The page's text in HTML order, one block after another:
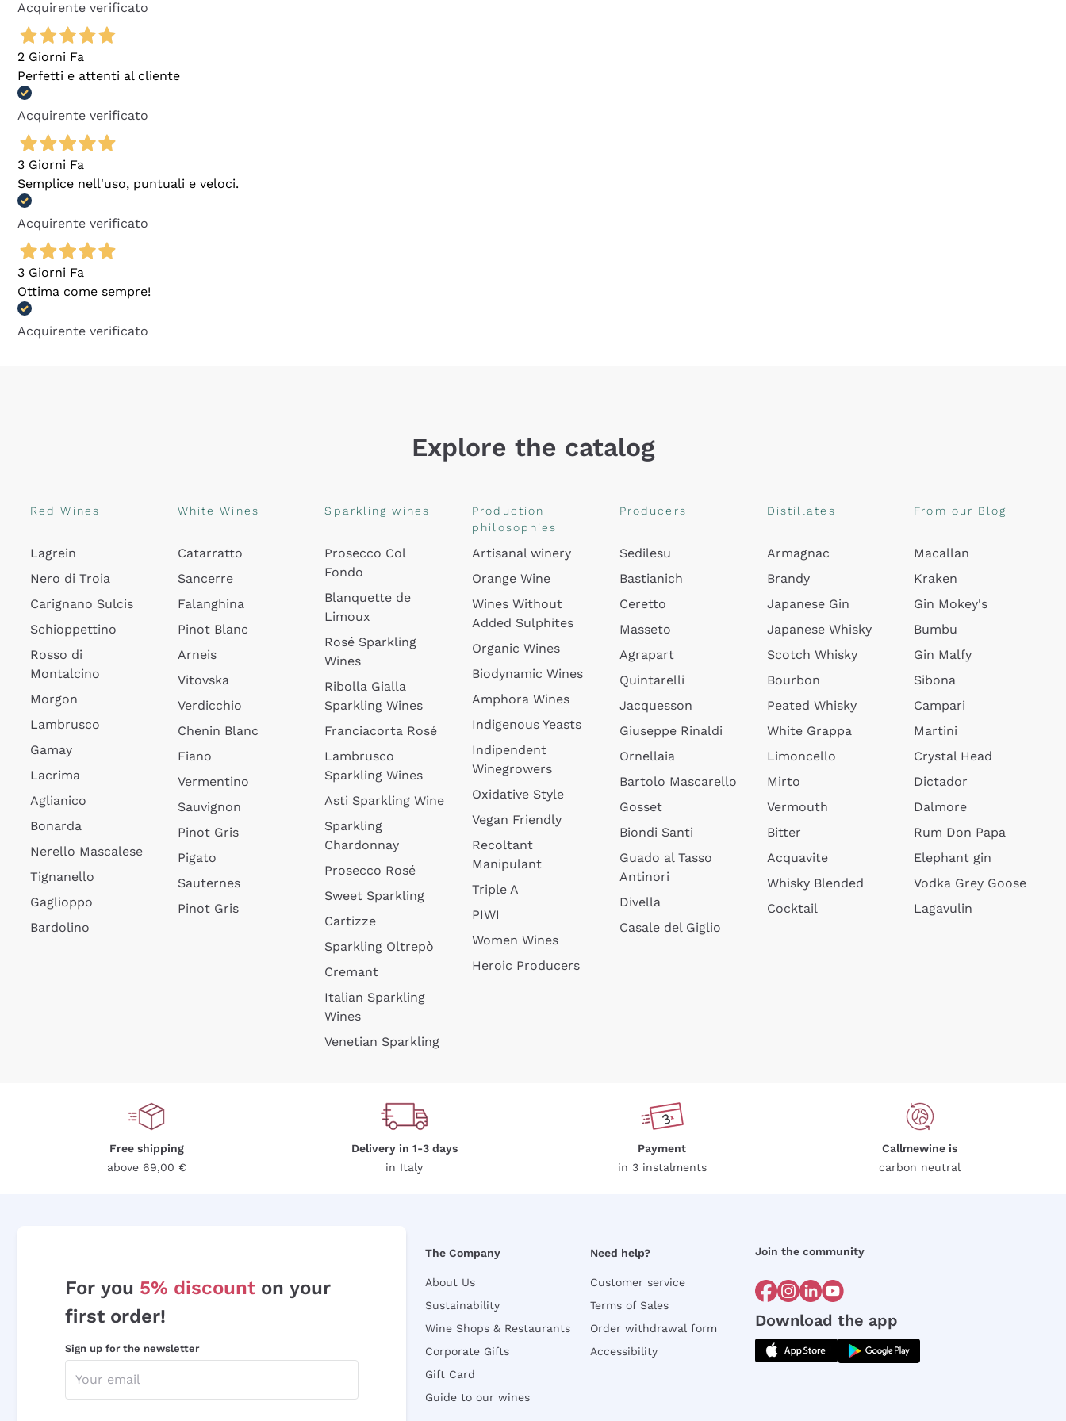
Acquirente verificato
2 Giorni Fa
Perfetti e attenti al cliente
Acquirente verificato
3 Giorni Fa
Semplice nell'uso, puntuali e veloci.
Acquirente verificato
3 Giorni Fa
Ottima come sempre!
Acquirente verificato
Explore the catalog
Red Wines
Lagrein
Nero di Troia
Carignano Sulcis
Schioppettino
Rosso di
Montalcino
Morgon
Lambrusco
Gamay
Lacrima
Aglianico
Bonarda
Nerello Mascalese
Tignanello
Gaglioppo
Bardolino
White Wines
Catarratto
Sancerre
Falanghina
Pinot Blanc
Arneis
Vitovska
Verdicchio
Chenin Blanc
Fiano
Vermentino
Sauvignon
Pinot Gris
Pigato
Sauternes
Pinot Gris
Sparkling wines
Prosecco Col
Fondo
Blanquette de
Limoux
Rosé Sparkling
Wines
Ribolla Gialla
Sparkling Wines
Franciacorta Rosé
Lambrusco
Sparkling Wines
Asti Sparkling Wine
Sparkling
Chardonnay
Prosecco Rosé
Sweet Sparkling
Cartizze
Sparkling Oltrepò
Cremant
Italian Sparkling
Wines
Venetian Sparkling
Production
philosophies
Artisanal winery
Orange Wine
Wines Without
Added Sulphites
Organic Wines
Biodynamic Wines
Amphora Wines
Indigenous Yeasts
Indipendent
Winegrowers
Oxidative Style
Vegan Friendly
Recoltant
Manipulant
Triple A
PIWI
Women Wines
Heroic Producers
Producers
Sedilesu
Bastianich
Ceretto
Masseto
Agrapart
Quintarelli
Jacquesson
Giuseppe Rinaldi
Ornellaia
Bartolo Mascarello
Gosset
Biondi Santi
Guado al Tasso
Antinori
Divella
Casale del Giglio
Distillates
Armagnac
Brandy
Japanese Gin
Japanese Whisky
Scotch Whisky
Bourbon
Peated Whisky
White Grappa
Limoncello
Mirto
Vermouth
Bitter
Acquavite
Whisky Blended
Cocktail
From our Blog
Macallan
Kraken
Gin Mokey's
Bumbu
Gin Malfy
Sibona
Campari
Martini
Crystal Head
Dictador
Dalmore
Rum Don Papa
Elephant gin
Vodka Grey Goose
Lagavulin
Free shipping
above 69,00 €
Delivery in 1-3 days
in Italy
Payment
in 3 instalments
Callmewine is
carbon neutral
For you 5% discount on your
first order!
Sign up for the newsletter
The Company
About Us
Sustainability
Wine Shops & Restaurants
Corporate Gifts
Gift Card
Guide to our wines
Need help?
Customer service
Terms of Sales
Order withdrawal form
Accessibility
Join the community
Download the app